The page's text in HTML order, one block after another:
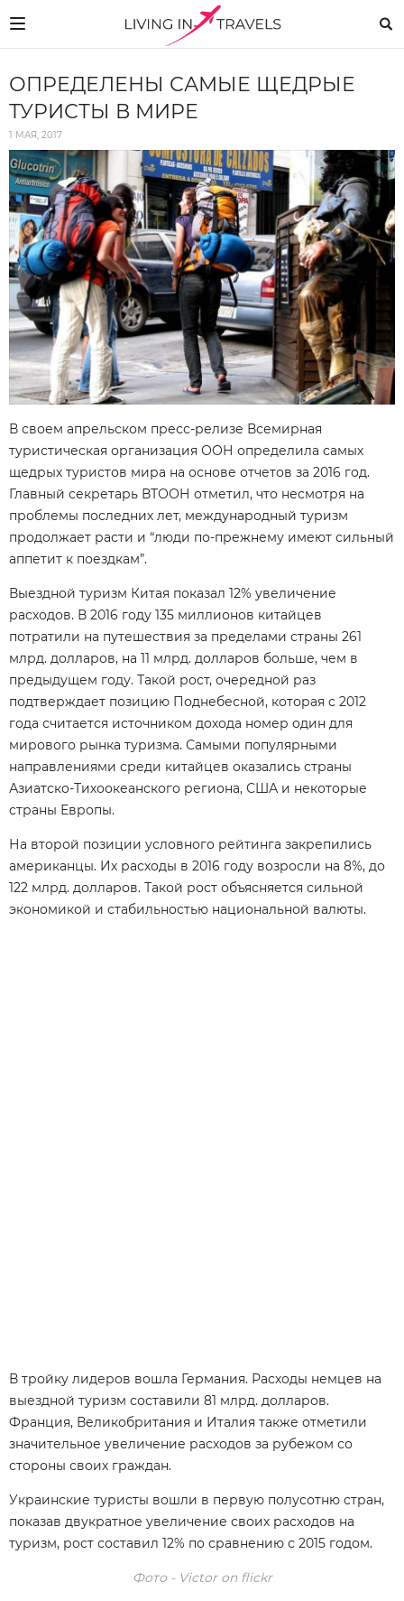
ОПРЕДЕЛЕНЫ САМЫЕ ЩЕДРЫЕ
ТУРИСТЫ В МИРЕ
1 МАЯ, 2017
В своем апрельском пресс-релизе Всемирная
туристическая организация ООН определила самых
щедрых туристов мира на основе отчетов за 2016 год.
Главный секретарь ВТООН отметил, что несмотря на
проблемы последних лет, международный туризм
продолжает расти и “люди по-прежнему имеют сильный
аппетит к поездкам”.
Выездной туризм Китая показал 12% увеличение
расходов. В 2016 году 135 миллионов китайцев
потратили на путешествия за пределами страны 261
млрд. долларов, на 11 млрд. долларов больше, чем в
предыдущем году. Такой рост, очередной раз
подтверждает позицию Поднебесной, которая с 2012
года считается источником дохода номер один для
мирового рынка туризма. Самыми популярными
направлениями среди китайцев оказались страны
Азиатско-Тихоокеанского региона, США и некоторые
страны Европы.
На второй позиции условного рейтинга закрепились
американцы. Их расходы в 2016 году возросли на 8%, до
122 млрд. долларов. Такой рост объясняется сильной
экономикой и стабильностью национальной валюты.
В тройку лидеров вошла Германия. Расходы немцев на
выездной туризм составили 81 млрд. долларов.
Франция, Великобритания и Италия также отметили
значительное увеличение расходов за рубежом со
стороны своих граждан.
Украинские туристы вошли в первую полусотню стран,
показав двукратное увеличение своих расходов на
туризм, рост составил 12% по сравнению с 2015 годом.
Фото - Victor on flickr